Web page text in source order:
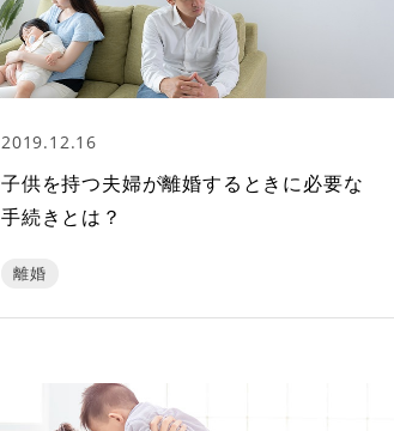
2019.12.16
子供を持つ夫婦が離婚するときに必要な
手続きとは？
離婚